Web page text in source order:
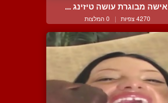
אישה מבוגרת עושה טיזינג ...
4270 צפיות | 0 המלצות